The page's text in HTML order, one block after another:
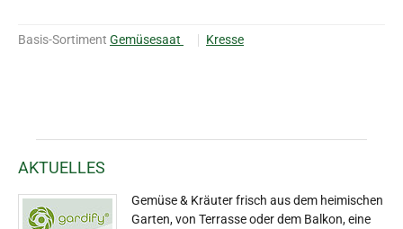
Basis-Sortiment Gemüsesaat Kresse
AKTUELLES
Gemüse & Kräuter frisch aus dem heimischen
Garten, von Terrasse oder dem Balkon, eine